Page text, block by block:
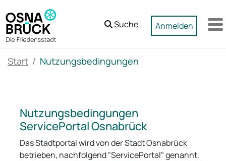
Zum Hauptinhalt springen
Suche
Anmelden
Start Nutzungsbedingungen
Nutzungsbedingungen
ServicePortal Osnabrück
Das Stadtportal wird von der Stadt Osnabrück
betrieben, nachfolgend "ServicePortal" genannt.